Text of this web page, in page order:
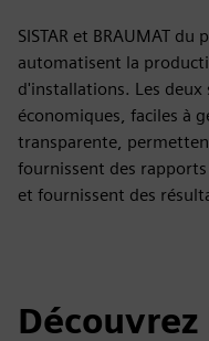
SISTAR et BRAUMAT
automatisent la
d'installations. Les
économiques, faciles à
transparente,
fournissent des
et fournissent des